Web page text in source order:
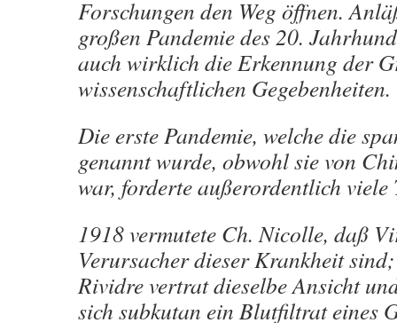
Forschungen den Weg öffnen.
großen Pandemie des 20.
auch wirklich die Erkennung der
wissenschaftlichen Gegebenheiten.
Die erste Pandemie, welche die
genannt wurde, obwohl sie von
war, forderte außerordentlich viele
1918 vermutete Ch. Nicolle, daß
Verursacher dieser Krankheit
Rividre vertrat dieselbe Ansicht
sich subkutan ein Blutfiltrat eines